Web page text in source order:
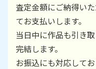
査定金額にご納得い
てお支払いします。
当日中に作品も引き
完結します。
お振込にも対応してお